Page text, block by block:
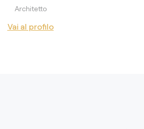
Architetto
Vai al profilo